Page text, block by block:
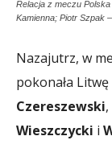
Relacja z meczu
Kamienna; Piotr Szpak
Nazajutrz, w
pokonała
Czereszewski,
Wieszczycki i